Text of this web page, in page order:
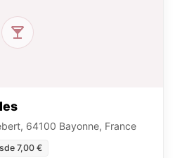
64100 Bayonne, France
7,00 €